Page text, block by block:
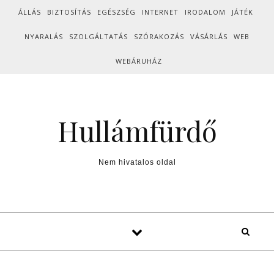
Skip to content
ÁLLÁS BIZTOSÍTÁS EGÉSZSÉG INTERNET IRODALOM JÁTÉK
NYARALÁS SZOLGÁLTATÁS SZÓRAKOZÁS VÁSÁRLÁS WEB
WEBÁRUHÁZ
Hullámfürdő
Nem hivatalos oldal